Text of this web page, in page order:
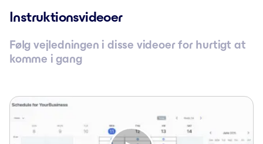
Instruktionsvideoer
Følg vejledningen i disse videoer for hurtigt at
komme i gang